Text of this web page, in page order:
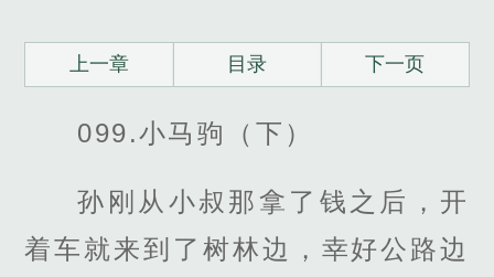
上一章 目录 下一页
099.小马驹（下）
孙刚从小叔那拿了钱之后，开
着车就来到了树林边，幸好公路边